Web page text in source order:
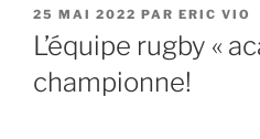
PUBLIÉ
LE
25 MAI 2022 PAR ERIC VIO
L’équipe rugby «
championne!